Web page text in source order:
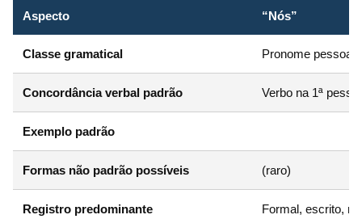
Aspecto “Nós”
Classe gramatical Pronome pessoal
Concordância verbal padrão Verbo na 1ª
Exemplo padrão
Formas não padrão possíveis (raro)
Registro predominante Formal, escrito,